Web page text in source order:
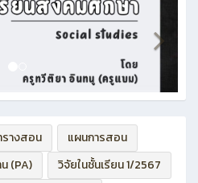
รางสอน
แผนการสอน
(PA)
วิจัยในชั้นเรียน 1/2567